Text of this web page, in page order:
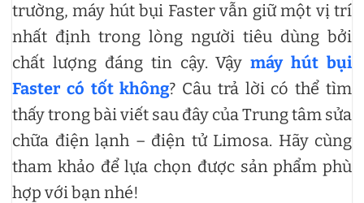
trường, máy hút bụi Faster vẫn giữ một vị trí
nhất định trong lòng người tiêu dùng bởi
chất lượng đáng tin cậy. Vậymáy hút bụi
Faster có tốt không? Câu trả lời có thể tìm
thấy trong bài viết sau đây của Trung tâm sửa
chữa điện lạnh – điện tử Limosa. Hãy cùng
tham khảo để lựa chọn được sản phẩm phù
hợp với bạn nhé!